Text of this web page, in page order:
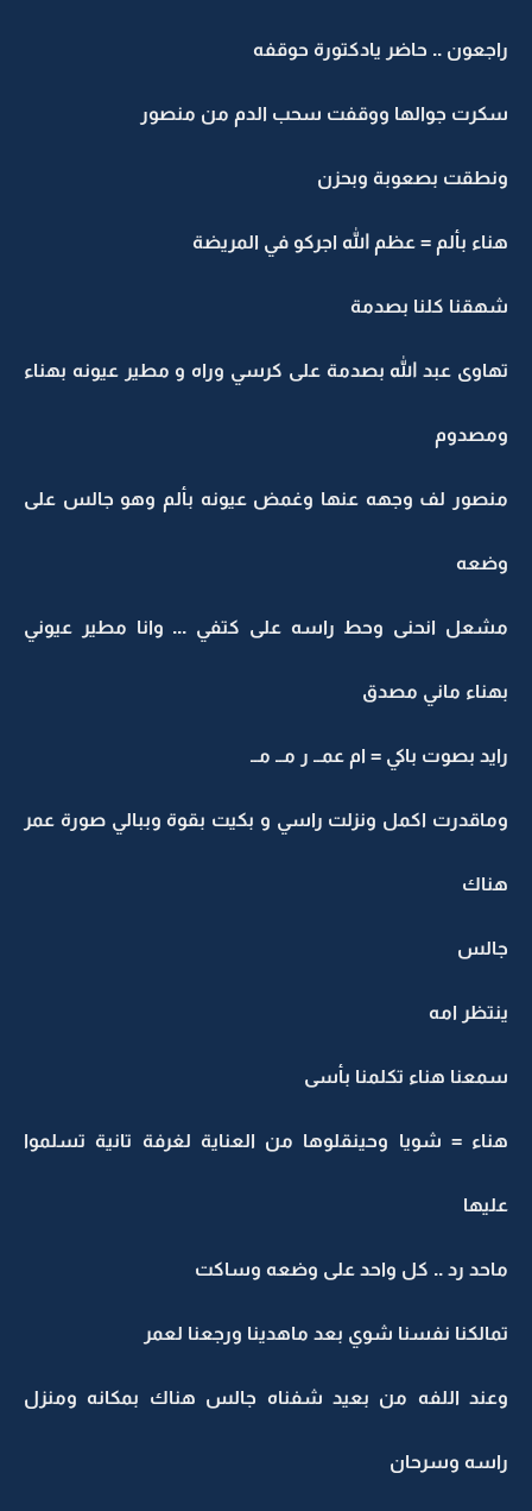
راجعون .. حاضر يادكتورة حوقفه
سكرت جوالها ووقفت سحب الدم من منصور
ونطقت بصعوبة وبحزن
هناء بألم = عظم الله اجركو في المريضة
شهقنا كلنا بصدمة
تهاوى عبد الله بصدمة على كرسي وراه و مطير عيونه بهناء
ومصدوم
منصور لف وجهه عنها وغمض عيونه بألم وهو جالس على
وضعه
مشعل انحنى وحط راسه على كتفي ... وانا مطير عيوني
بهناء ماني مصدق
رايد بصوت باكي = ام عمــ ر مــ مــ
وماقدرت اكمل ونزلت راسي و بكيت بقوة وببالي صورة عمر
هناك
جالس
ينتظر امه
سمعنا هناء تكلمنا بأسى
هناء = شويا وحينقلوها من العناية لغرفة تانية تسلموا
عليها
ماحد رد .. كل واحد على وضعه وساكت
تمالكنا نفسنا شوي بعد ماهدينا ورجعنا لعمر
وعند اللفه من بعيد شفناه جالس هناك بمكانه ومنزل
راسه وسرحان